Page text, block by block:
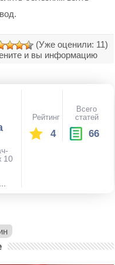
(Уже оценили: 11)
и вы информацию
10
Рейтинг
4
Всего
статей
66